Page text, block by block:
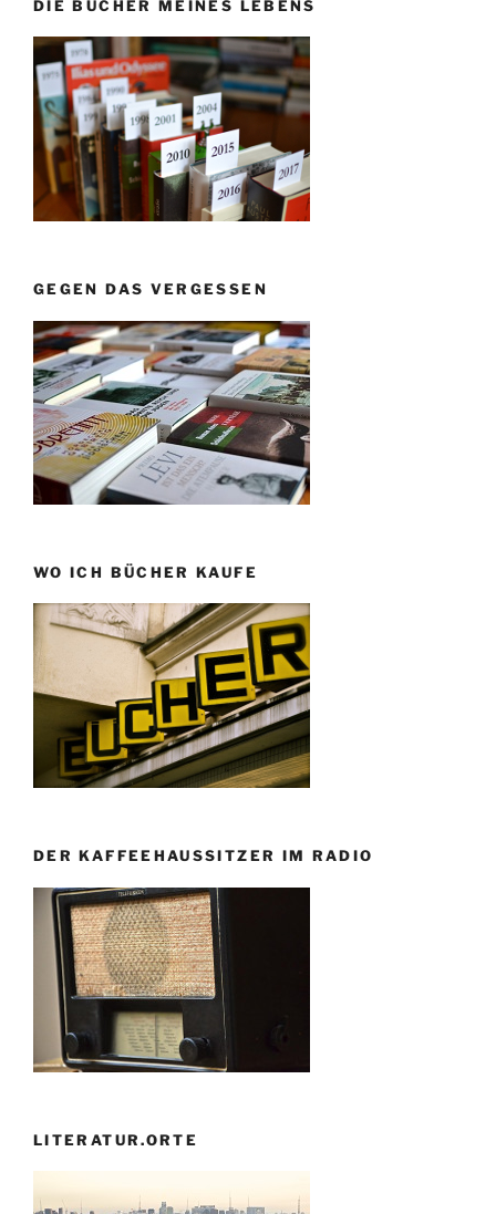
DIE BÜCHER MEINES LEBENS
GEGEN DAS VERGESSEN
WO ICH BÜCHER KAUFE
DER KAFFEEHAUSSITZER IM RADIO
LITERATUR.ORTE